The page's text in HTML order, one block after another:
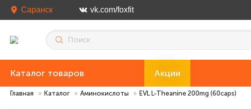
Саранск vk.com/foxfit
Каталог товаров Акции
Главная » Каталог » Аминокислоты » EVL L-Theanine 200mg (60caps)